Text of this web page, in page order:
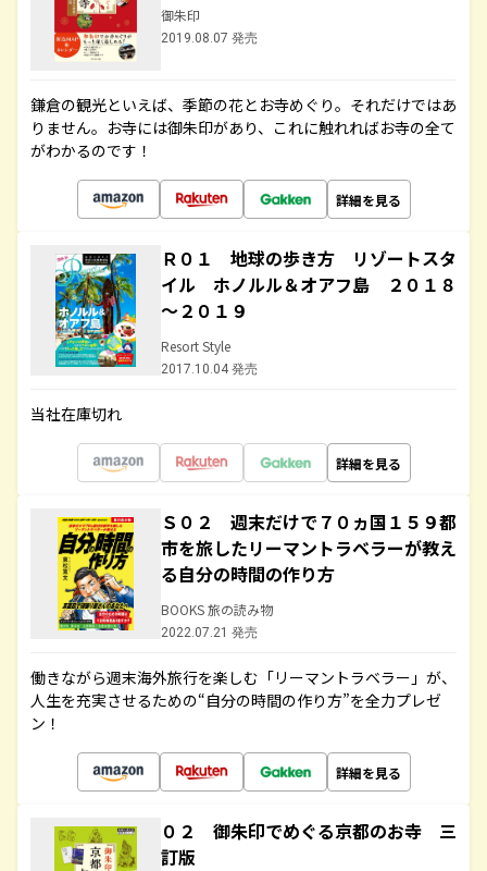
御朱印
2019.08.07 発売
鎌倉の観光といえば、季節の花とお寺めぐり。それだけではあ
りません。お寺には御朱印があり、これに触れればお寺の全て
がわかるのです！
詳細を見る
Ｒ０１ 地球の歩き方 リゾートスタ
イル ホノルル＆オアフ島 ２０１８
～２０１９
Resort Style
2017.10.04 発売
当社在庫切れ
詳細を見る
Ｓ０２ 週末だけで７０ヵ国１５９都
市を旅したリーマントラベラーが教え
る自分の時間の作り方
BOOKS 旅の読み物
2022.07.21 発売
働きながら週末海外旅行を楽しむ「リーマントラベラー」が、
人生を充実させるための“自分の時間の作り方”を全力プレゼ
ン！
詳細を見る
０２ 御朱印でめぐる京都のお寺 三
訂版